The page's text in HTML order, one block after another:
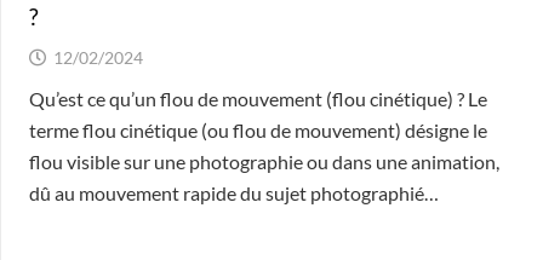
?
12/02/2024
Qu’est ce qu’un flou de mouvement (flou cinétique) ? Le
terme flou cinétique (ou flou de mouvement) désigne le
flou visible sur une photographie ou dans une animation,
dû au mouvement rapide du sujet photographié…